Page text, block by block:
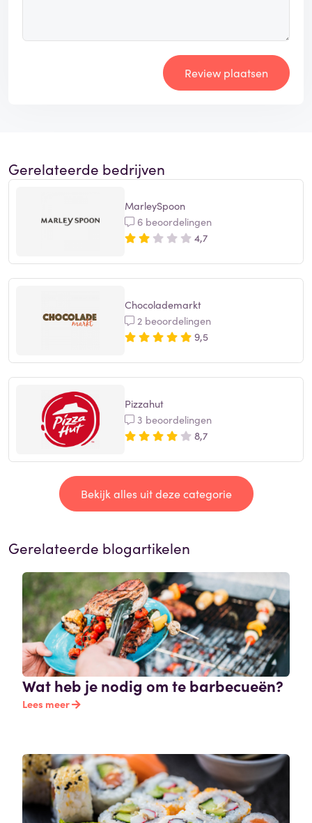
Review plaatsen
Gerelateerde bedrijven
MarleySpoon
6 beoordelingen
4,7
Chocolademarkt
2 beoordelingen
9,5
Pizzahut
3 beoordelingen
8,7
Bekijk alles uit deze categorie
Gerelateerde blogartikelen
Wat heb je nodig om te barbecueën?
Lees meer